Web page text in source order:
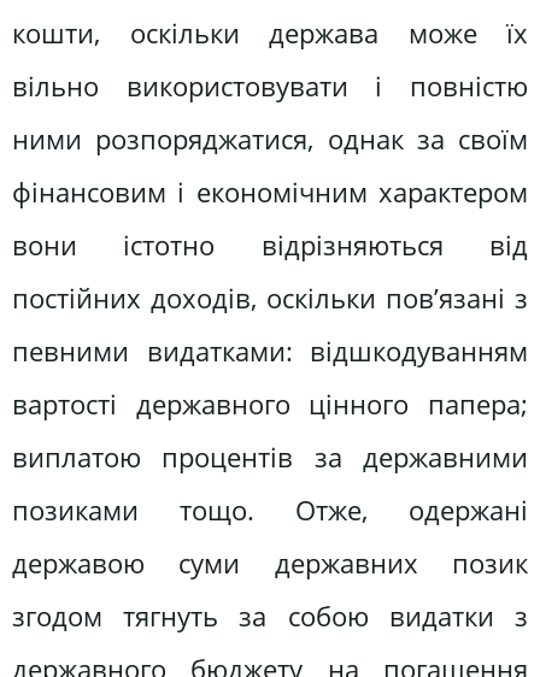
кошти, оскільки держава може їх
вільно використовувати і повністю
ними розпоряджатися, однак за своїм
фінансовим і економічним характером
вони істотно відрізняються від
постійних доходів, оскільки пов’язані з
певними видатками: відшкодуванням
вартості державного цінного папера;
виплатою процентів за державними
позиками тощо. Отже, одержані
державою суми державних позик
згодом тягнуть за собою видатки з
державного бюджету на погашення